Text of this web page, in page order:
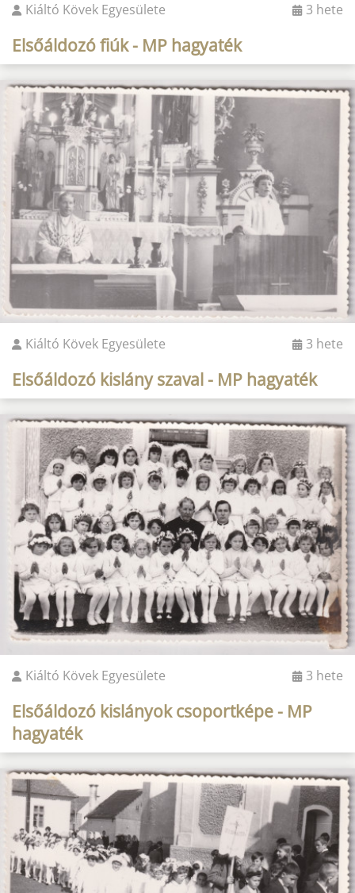
Kiáltó Kövek Egyesülete 3 hete
Elsőáldozó fiúk - MP hagyaték
Kiáltó Kövek Egyesülete 3 hete
Elsőáldozó kislány szaval - MP hagyaték
Kiáltó Kövek Egyesülete 3 hete
Elsőáldozó kislányok csoportképe - MP
hagyaték